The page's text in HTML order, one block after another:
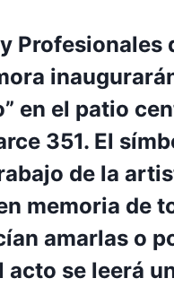
Profesionales
en el patio
351. El
de la
memoria de
amarlas o
acto se leerá